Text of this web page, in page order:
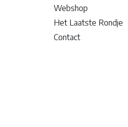
Webshop
Het Laatste Rondje
Contact